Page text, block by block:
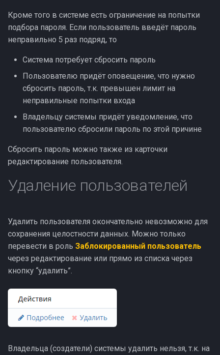
Кроме того в системе есть ограничение на попытки
подбора пароля. Если пользователь введёт пароль
неправильно 5 раз подряд, то
Система потребует сбросить пароль
Пользователю придёт оповещение, что нужно
сбросить пароль, т.к. превышен лимит на
неправильные попытки входа
Владельцу системы придёт уведомление, что
пользователю сбросили пароль по этой причине
Сбросить пароль можно также из карточки
редактирование пользователя.
Удаление пользователей
Удалить пользователя окончательно невозможно для
сохранения целостности данных. Можно только
перевести в роль Заблокированный пользователь
через редактирование или прямо из списка через
кнопку “удалить”.
Владельца (создатели) системы удалить нельзя, т.к. на